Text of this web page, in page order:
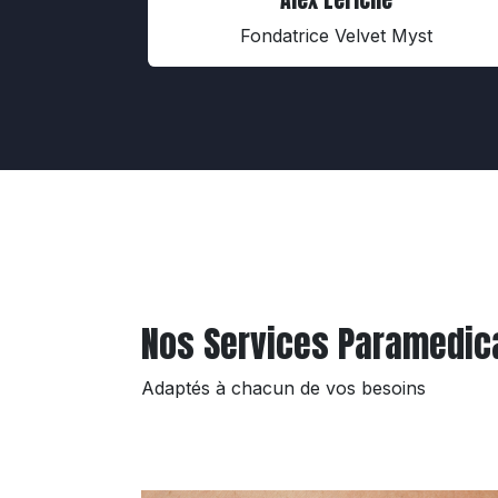
Fondatrice Velvet Myst
Nos Services
Adaptés à chacun de vos besoins